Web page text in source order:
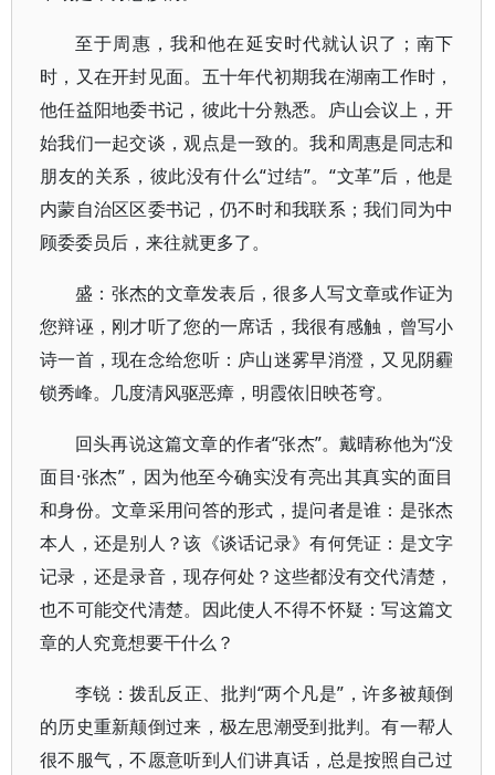
至于周惠，我和他在延安时代就认识了；南下
时，又在开封见面。五十年代初期我在湖南工作时，
他任益阳地委书记，彼此十分熟悉。庐山会议上，开
始我们一起交谈，观点是一致的。我和周惠是同志和
朋友的关系，彼此没有什么“过结”。“文革”后，他是
内蒙自治区区委书记，仍不时和我联系；我们同为中
顾委委员后，来往就更多了。
盛：张杰的文章发表后，很多人写文章或作证为
您辩诬，刚才听了您的一席话，我很有感触，曾写小
诗一首，现在念给您听：庐山迷雾早消澄，又见阴霾
锁秀峰。几度清风驱恶瘴，明霞依旧映苍穹。
回头再说这篇文章的作者“张杰”。戴晴称他为“没
面目·张杰”，因为他至今确实没有亮出其真实的面目
和身份。文章采用问答的形式，提问者是谁：是张杰
本人，还是别人？该《谈话记录》有何凭证：是文字
记录，还是录音，现存何处？这些都没有交代清楚，
也不可能交代清楚。因此使人不得不怀疑：写这篇文
章的人究竟想要干什么？
李锐：拨乱反正、批判“两个凡是”，许多被颠倒
的历史重新颠倒过来，极左思潮受到批判。有一帮人
很不服气，不愿意听到人们讲真话，总是按照自己过